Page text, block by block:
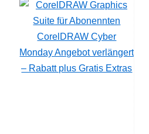
CorelDRAW Cyber
Monday Angebot verlängert
– Rabatt plus Gratis Extras